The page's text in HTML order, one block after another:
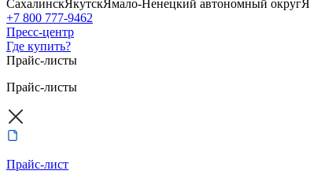
СахалинскЯкутскЯмало-Ненецкий автономный округ
+7 800 777-9462
Пресс-центр
Где купить?
Прайс-листы
Прайс-листы
Прайс-лист